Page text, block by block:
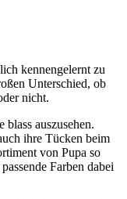
kennengelernt zu
Unterschied, ob
nicht.
auszusehen.
ihre Tücken beim
von Pupa so
Farben dabei